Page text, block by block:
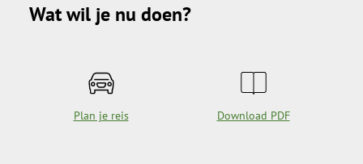
Wat wil je nu doen?
Plan je reis Download PDF